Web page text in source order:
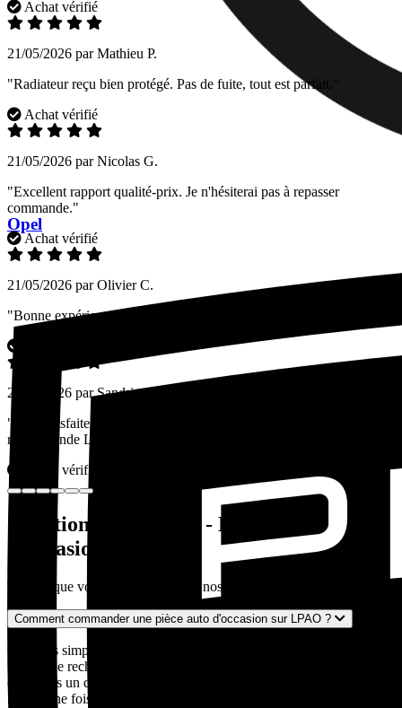
Opel
Achat vérifié
21/05/2026 par Mathieu P.
"Radiateur reçu bien protégé. Pas de fuite, tout est parfait."
Achat vérifié
21/05/2026 par Nicolas G.
"Excellent rapport qualité-prix. Je n'hésiterai pas à repasser
commande."
Achat vérifié
21/05/2026 par Olivier C.
"Bonne expérience globale. Site fluide et sécurisé."
21/05/2026 par Sandrine L.
"Très satisfaite de mon achat, le phare était comme neuf. Je
recommande LPAO."
Achat vérifié
Questions fréquentes - Pièces auto
d'occasion
Tout ce que vous devez savoir sur nos pièces auto d'occasion
Comment commander une pièce auto d'occasion sur LPAO ?
C'est très simple ! Entrez votre numéro d'immatriculation dans notre
moteur de recherche, décrivez la pièce recherchée, et nous vous
envoyons un devis personnalisé sous 24 à 48 heures par mail ou
SMS. Une fois le devis validé, nous expédions votre pièce.